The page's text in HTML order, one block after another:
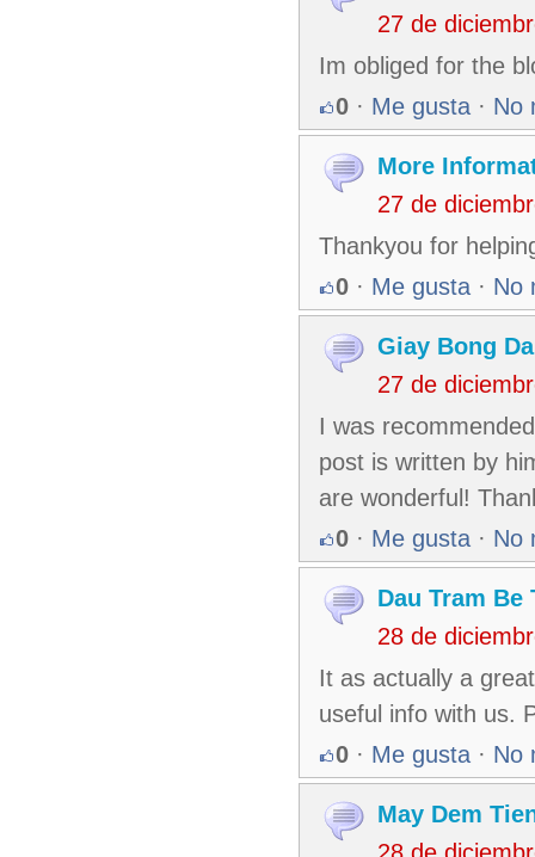
27 de
Im obliged for the
0 · Me gusta · No
More
27 de
Thankyou for
0 · Me gusta · No
Giay Bong
27 de
I was
post is written by
are wonderful!
0 · Me gusta · No
Dau Tram Be
28 de
It as actually a
useful info with us.
0 · Me gusta · No
May Dem